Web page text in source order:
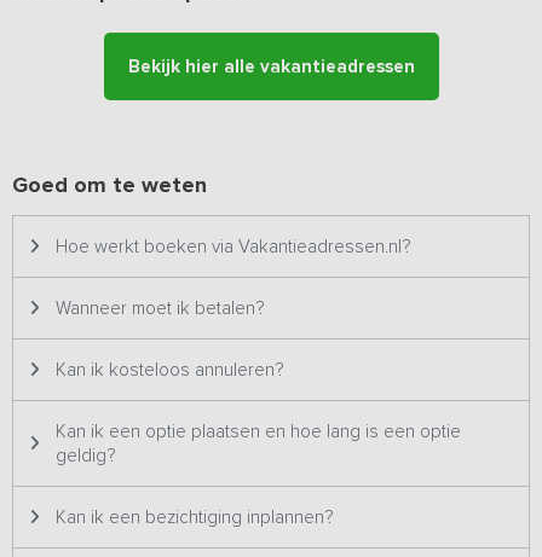
De eigen buitenruimte voorziet in een groot (overdekt) terras en
veel speelruimte voor de kinderen. Er is een grote gezamenlijke
meedenkt. Oud Hollandse Spelen, Boogschieten, een rondrit met
gelegen oude steenfabriek mag daarbij eigenlijk niet ontbreken!
Bekijk hier alle vakantieadressen
Goed om te weten
Hoe werkt boeken via Vakantieadressen.nl?
Wanneer moet ik betalen?
Kan ik kosteloos annuleren?
Kan ik een optie plaatsen en hoe lang is een optie
geldig?
Kan ik een bezichtiging inplannen?